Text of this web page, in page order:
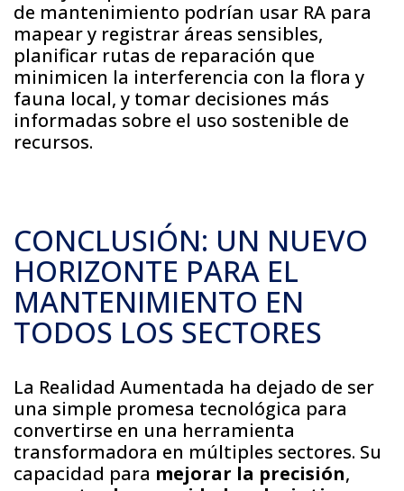
de mantenimiento podrían usar RA para
mapear y registrar áreas sensibles,
planificar rutas de reparación que
minimicen la interferencia con la flora y
fauna local, y tomar decisiones más
informadas sobre el uso sostenible de
recursos.
CONCLUSIÓN: UN NUEVO
HORIZONTE PARA EL
MANTENIMIENTO EN
TODOS LOS SECTORES
La Realidad Aumentada ha dejado de ser
una simple promesa tecnológica para
convertirse en una herramienta
transformadora en múltiples sectores. Su
capacidad para mejorar la precisión,